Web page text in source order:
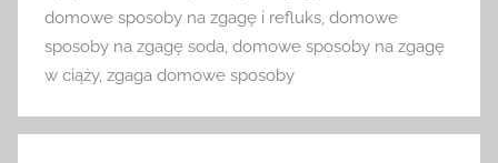
domowe sposoby na zgagę i refluks, domowe
sposoby na zgagę soda, domowe sposoby na zgagę
w ciąży, zgaga domowe sposoby